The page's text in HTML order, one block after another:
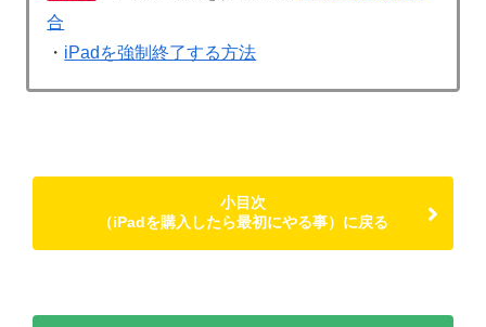
合
・ iPadを強制終了する方法
小目次
（iPadを購入したら最初にやる事）に戻る